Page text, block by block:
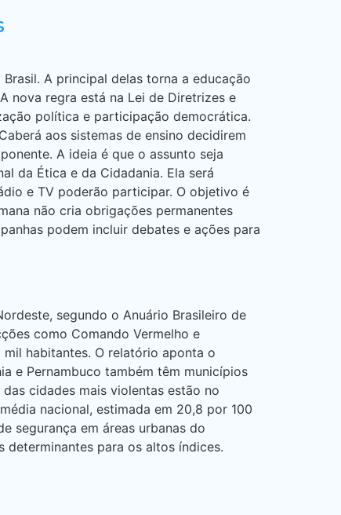
A principal delas torna a educação
nova regra está na Lei de Diretrizes e
política e participação democrática.
aos sistemas de ensino decidirem
A ideia é que o assunto seja
da Ética e da Cidadania. Ela será
e TV poderão participar. O objetivo é
não cria obrigações permanentes
podem incluir debates e ações para
segundo o Anuário Brasileiro de
como Comando Vermelho e
habitantes. O relatório aponta o
e Pernambuco também têm municípios
das cidades mais violentas estão no
nacional, estimada em 20,8 por 100
segurança em áreas urbanas do
para os altos índices.